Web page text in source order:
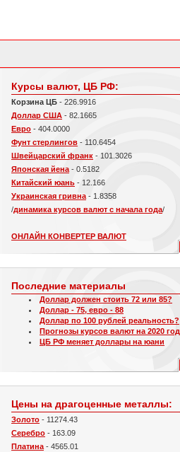
Курсы валют, ЦБ РФ:
Корзина ЦБ - 226.9916
Доллар США - 82.1665
Евро - 404.0000
Фунт стерлингов - 110.6454
Швейцарский франк - 101.3026
Японская йена - 0.5182
Китайский юань - 12.166
Украинская гривна - 1.8358
/динамика курсов валют с начала года/
ОНЛАЙН КОНВЕРТЕР ВАЛЮТ
Последние материалы
Доллар должен стоить 72 или 85?
Доллар - 75, евро - 88
Доллар по 100 рублей реальность?
Прогнозы курсов валют на 2020 год
ЦБ РФ меняет доллары на юани
Цены на драгоценные металлы:
Золото - 11274.43
Серебро - 163.09
Платина - 4565.01